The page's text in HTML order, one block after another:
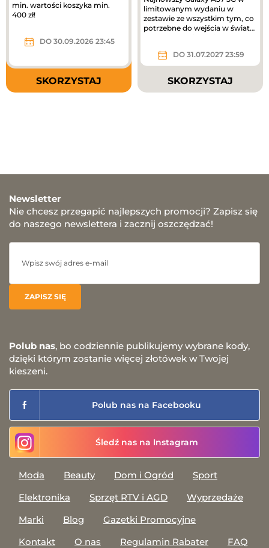
min. wartości koszyka min.
400 zł!
DO 30.09.2026 23:45
SKORZYSTAJ
limitowanym wydaniu w
zestawie ze wszystkim tym, co
potrzebne do wejścia w świat
DO 31.07.2027 23:59
SKORZYSTAJ
Newsletter
Nie chcesz przegapić najlepszych promocji? Zapisz się
do naszego newslettera i zacznij oszczędzać!
Polub nas, bo codziennie publikujemy wybrane kody,
dzięki którym zostanie więcej złotówek w Twojej
kieszeni.
Polub nas na Facebooku
Śledź nas na Instagram
Moda Beauty Dom i Ogród
Sport
Elektronika
Sprzęt RTV i AGD
Wyprzedaże
Marki
Blog
Gazetki Promocyjne
Kontakt
O nas Regulamin Rabater
FAQ